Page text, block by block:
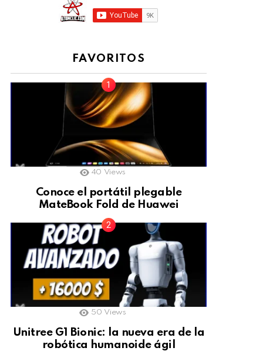
FAVORITOS
40 Views
Conoce el portátil plegable
MateBook Fold de Huawei
50 Views
Unitree G1 Bionic: la nueva era de la
robótica humanoide ágil